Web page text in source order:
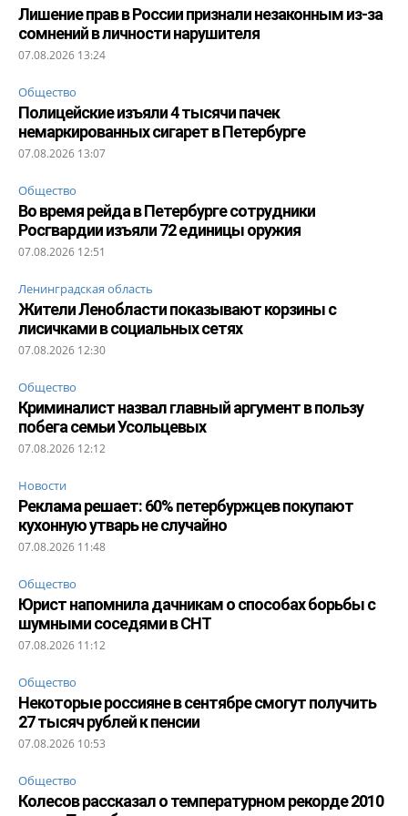
Лишение прав в России признали незаконным из-за
сомнений в личности нарушителя
07.08.2026 13:24
Общество
Полицейские изъяли 4 тысячи пачек
немаркированных сигарет в Петербурге
07.08.2026 13:07
Общество
Во время рейда в Петербурге сотрудники
Росгвардии изъяли 72 единицы оружия
07.08.2026 12:51
Ленинградская область
Жители Ленобласти показывают корзины с
лисичками в социальных сетях
07.08.2026 12:30
Общество
Криминалист назвал главный аргумент в пользу
побега семьи Усольцевых
07.08.2026 12:12
Новости
Реклама решает: 60% петербуржцев покупают
кухонную утварь не случайно
07.08.2026 11:48
Общество
Юрист напомнила дачникам о способах борьбы с
шумными соседями в СНТ
07.08.2026 11:12
Общество
Некоторые россияне в сентябре смогут получить
27 тысяч рублей к пенсии
07.08.2026 10:53
Общество
Колесов рассказал о температурном рекорде 2010